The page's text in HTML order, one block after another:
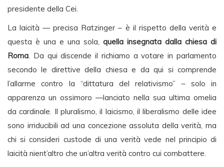
presidente della Cei.
La laicità — precisa Ratzinger – è il rispetto della verità e
questa è una e una sola, quella insegnata dalla chiesa di
Roma. Da qui discende il richiamo a votare in parlamento
secondo le direttive della chiesa e da qui si comprende
l’allarme contro la “dittatura del relativismo” – solo in
apparenza un ossimoro —lanciato nella sua ultima omelia
da cardinale. Il pluralismo, il laicismo, il liberalismo delle idee
sono irriducibili ad una concezione assoluta della verità, ma
chi si consideri custode di una verità vede nel principio di
laicità nient’altro che un’altra verità contro cui combattere.